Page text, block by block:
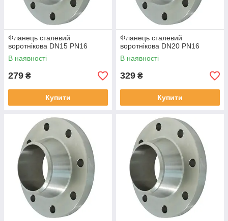
Фланець сталевий
воротнікова DN15 PN16
В наявності
279 ₴
Купити
Фланець сталевий
воротнікова DN20 PN16
В наявності
329 ₴
Купити